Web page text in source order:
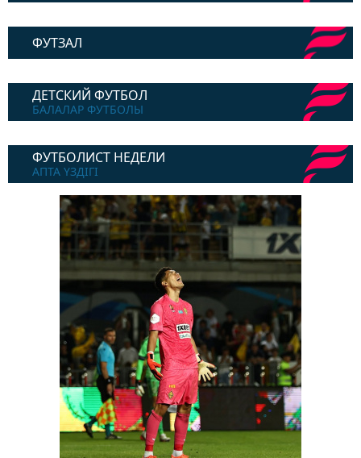
ФУТЗАЛ
ДЕТСКИЙ ФУТБОЛ
БАЛАЛАР ФУТБОЛЫ
ФУТБОЛИСТ НЕДЕЛИ
АПТА ҮЗДІГІ